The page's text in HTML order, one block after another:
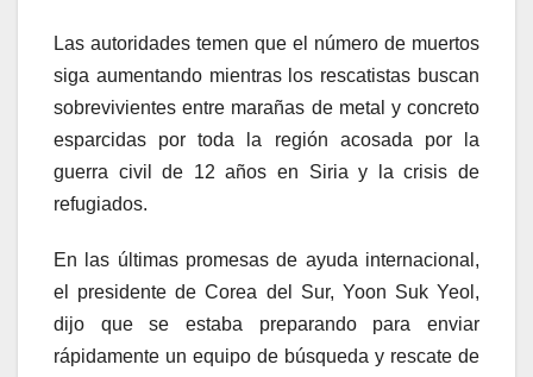
Las autoridades temen que el número de muertos
siga aumentando mientras los rescatistas buscan
sobrevivientes entre marañas de metal y concreto
esparcidas por toda la región acosada por la
guerra civil de 12 años en Siria y la crisis de
refugiados.
En las últimas promesas de ayuda internacional,
el presidente de Corea del Sur, Yoon Suk Yeol,
dijo que se estaba preparando para enviar
rápidamente un equipo de búsqueda y rescate de